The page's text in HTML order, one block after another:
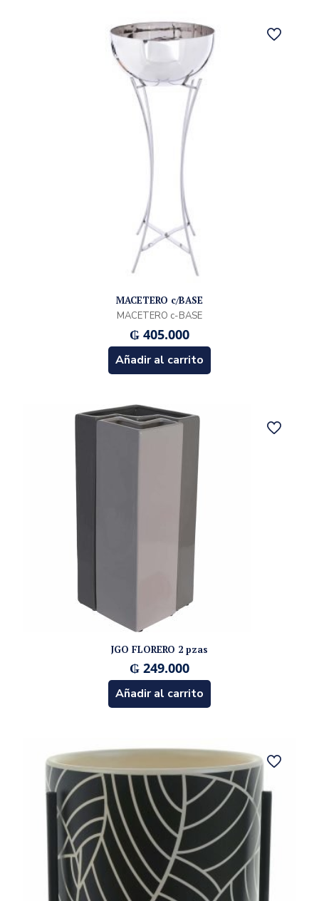
MACETERO c/BASE
MACETERO c-BASE
₲ 405.000
Añadir al carrito
JGO FLORERO 2 pzas
₲ 249.000
Añadir al carrito